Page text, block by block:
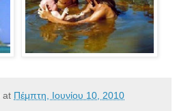
at Πέμπτη, Ιουνίου 10, 2010